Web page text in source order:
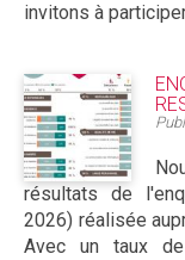
invitons à participer
résultats de
2026) réalisée
Avec un taux